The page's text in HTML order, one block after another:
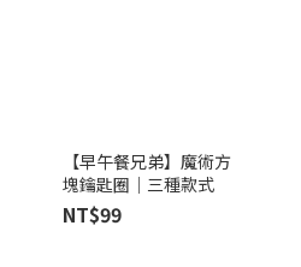
【早午餐兄弟】魔術方
塊鑰匙圈｜三種款式
NT$99